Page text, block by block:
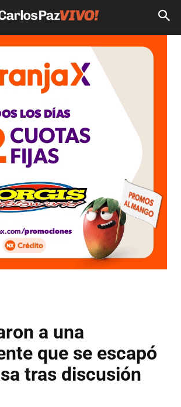
a una
que se escapó
tras discusión